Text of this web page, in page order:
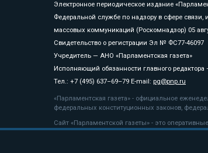
Электронное периодическое издание
Федеральной службе по надзору в сфере
массовых коммуникаций (Роскомнадзор) 05
Свидетельство о регистрации Эл № ФС77-46097
Учредитель — АНО «Парламентская газета»
Исполняющий обязанности главного
Тел.: +7 (495) 637–69–79 E-mail: pg@pnp.ru
«Парламентская газета» - официальное
федеральных конституционных законов,
Сайт «Парламентской газеты» - это
«Парламентской газеты» активная ссылка на